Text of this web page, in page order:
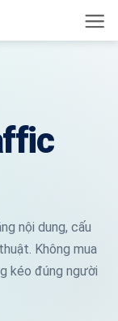
nội dung, cấu
Không mua
kéo đúng người